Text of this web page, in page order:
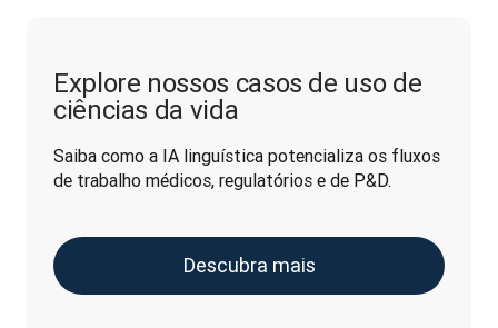
Explore nossos casos de uso de
ciências da vida
Saiba como a IA linguística potencializa os fluxos
de trabalho médicos, regulatórios e de P&D.
Descubra mais